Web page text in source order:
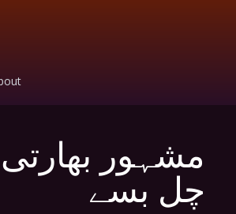
مشہور بھارتی
چل بسے